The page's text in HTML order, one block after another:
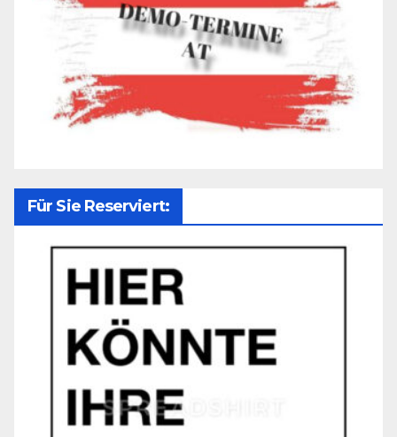
Für Sie Reserviert: